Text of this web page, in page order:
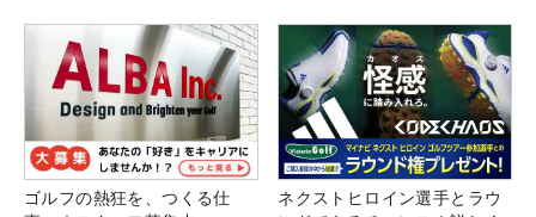
ゴルフの熱狂を、つくる仕
ネクストヒロイン選手とラウ